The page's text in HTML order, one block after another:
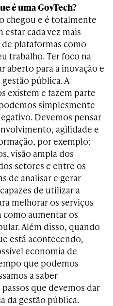
é uma GovTech?
chegou e é totalmente
cada vez mais
plataformas como
trabalho. Ter foco na
aberto para a inovação e
pública. A
existem e fazem parte
simplesmente
Devemos pensar
agilidade e
por exemplo:
visão ampla dos
setores e entre os
de analisar e gerar
de utilizar a
melhorar os serviços
aumentar os
Além disso, quando
está acontecendo,
economia de
que podemos
a saber
que devemos dar
da gestão pública.